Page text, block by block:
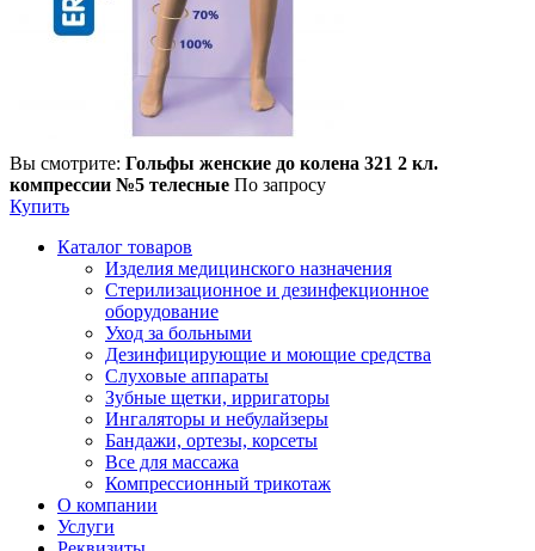
Вы смотрите: Гольфы женские до колена 321 2 кл.
компрессии №5 телесные По запросу
Купить
Каталог товаров
Изделия медицинского назначения
Стерилизационное и дезинфекционное
оборудование
Уход за больными
Дезинфицирующие и моющие средства
Слуховые аппараты
Зубные щетки, ирригаторы
Ингаляторы и небулайзеры
Бандажи, ортезы, корсеты
Все для массажа
Компрессионный трикотаж
О компании
Услуги